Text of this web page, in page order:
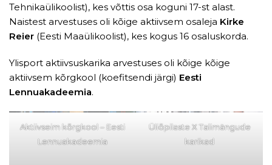
Tehnikaülikoolist), kes võttis osa koguni 17-st alast.
Naistest arvestuses oli kõige aktiivsem osaleja Kirke
Reier (Eesti Maaülikoolist), kes kogus 16 osaluskorda.
Ylisport aktiivsuskarika arvestuses oli kõige kõige
aktiivsem kõrgkool (koefitsendi järgi) Eesti
Lennuakadeemia.
Aktiivseim kõrgkool – Eesti
Lennuakadeemia
Üliõpilaste X Talimängude
karikad